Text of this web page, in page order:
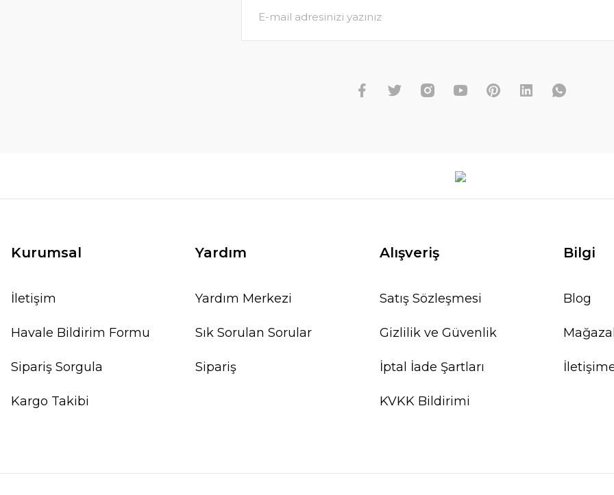
Kurumsal
İletişim
Havale Bildirim Formu
Sipariş Sorgula
Kargo Takibi
Yardım
Yardım Merkezi
Sık Sorulan Sorular
Sipariş
Alışveriş
Satış Sözleşmesi
Gizlilik ve Güvenlik
İptal İade Şartları
KVKK Bildirimi
Bilgi
Blog